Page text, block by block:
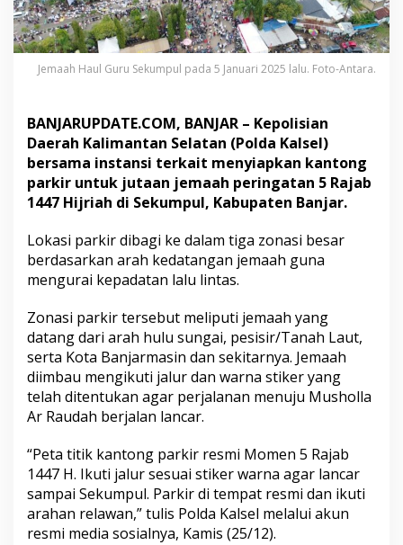
k
u
m
u
b
a
g
i
T
g
a
Z
o
a
s
i
Jemaah Haul Guru Sekumpul pada 5 Januari 2025 lalu. Foto-Antara.
BANJARUPDATE.COM, BANJAR – Kepolisian
Daerah Kalimantan Selatan (Polda Kalsel)
bersama instansi terkait menyiapkan kantong
parkir untuk jutaan jemaah peringatan 5 Rajab
1447 Hijriah di Sekumpul, Kabupaten Banjar.
Lokasi parkir dibagi ke dalam tiga zonasi besar
berdasarkan arah kedatangan jemaah guna
mengurai kepadatan lalu lintas.
Zonasi parkir tersebut meliputi jemaah yang
datang dari arah hulu sungai, pesisir/Tanah Laut,
serta Kota Banjarmasin dan sekitarnya. Jemaah
diimbau mengikuti jalur dan warna stiker yang
telah ditentukan agar perjalanan menuju Musholla
Ar Raudah berjalan lancar.
“Peta titik kantong parkir resmi Momen 5 Rajab
1447 H. Ikuti jalur sesuai stiker warna agar lancar
sampai Sekumpul. Parkir di tempat resmi dan ikuti
arahan relawan,” tulis Polda Kalsel melalui akun
resmi media sosialnya, Kamis (25/12).